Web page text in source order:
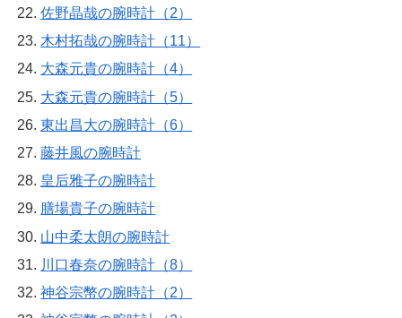
佐野晶哉の腕時計（2）
木村拓哉の腕時計（11）
大森元貴の腕時計（4）
大森元貴の腕時計（5）
東出昌大の腕時計（6）
藤井風の腕時計
皇后雅子の腕時計
膳場貴子の腕時計
山中柔太朗の腕時計
川口春奈の腕時計（8）
神谷宗幣の腕時計（2）